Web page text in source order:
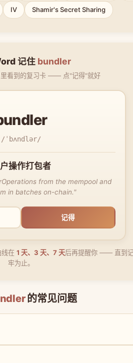
IV Shamir's Secret Sharing
记住 bundler
看到的复习卡 —— 点"记得"就好
/ˈbʌndlər/
操作打包者
from the mempool and
in batches on-chain."
记得
在 1 天、3 天、7 天后再提醒你 —— 直到
牢为止。
的常见问题